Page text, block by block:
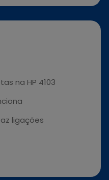
na HP 4103
ligações